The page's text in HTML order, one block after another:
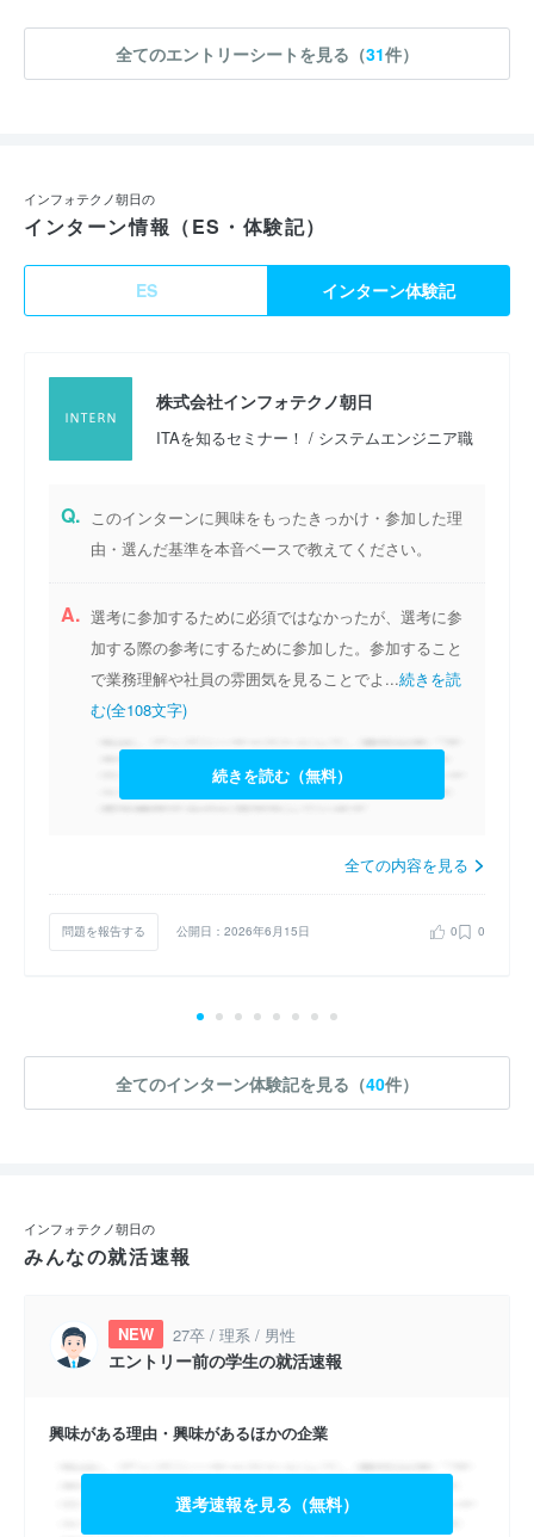
全てのエントリーシートを見る（31件）
インフォテクノ朝日の
インターン情報（ES・体験記）
ES インターン体験記
株式会社インフォテクノ朝日
ITAを知るセミナー！ / システムエンジニア職
Q. このインターンに興味をもったきっかけ・参加した理
由・選んだ基準を本音ベースで教えてください。
A. 選考に参加するために必須ではなかったが、選考に参
加する際の参考にするために参加した。参加すること
で業務理解や社員の雰囲気を見ることでよ...続きを読
む(全108文字)
続きを読む（無料）
全ての内容を見る
問題を報告する 公開日：2026年6月15日 0 0
全てのインターン体験記を見る（40件）
インフォテクノ朝日の
みんなの就活速報
NEW 27卒 / 理系 / 男性
エントリー前の学生の就活速報
興味がある理由・興味があるほかの企業
選考速報を見る（無料）